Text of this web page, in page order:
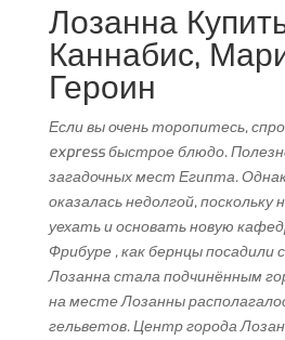
Лозанна
Каннабис,
Героин
Если вы очень торопитесь,
express быстрое блюдо.
загадочных мест Египта.
оказалась недолгой, поскольку
уехать и основать новую
Фрибуре , как бернцы посадили
Лозанна стала подчинённым
на месте Лозанны
гельветов. Центр города